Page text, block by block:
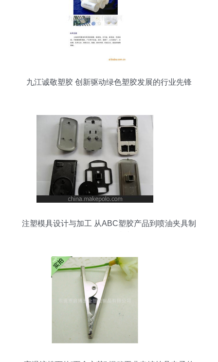
九江诚敬塑胶 创新驱动绿色塑胶发展的行业先锋
注塑模具设计与加工 从ABC塑胶产品到喷油夹具制